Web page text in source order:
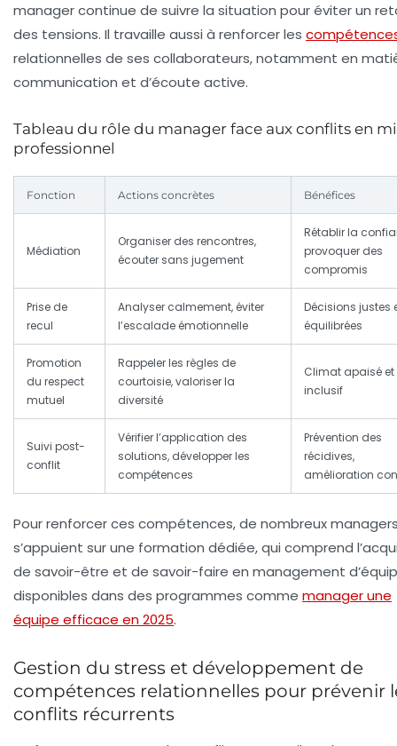
manager continue de suivre la situation pour éviter un
des tensions. Il travaille aussi à renforcer les
relationnelles de ses collaborateurs, notamment en
communication et d’écoute active.
Tableau du rôle du manager face aux conflits en
professionnel
Fonction Actions concrètes Bénéfices
Médiation
Organiser des rencontres,
écouter sans jugement
Rétablir la
provoquer des
compromis
Prise de
recul
Analyser calmement, éviter
l’escalade émotionnelle
Décisions justes
équilibrées
Promotion
du respect
mutuel
Rappeler les règles de
courtoisie, valoriser la
diversité
Climat apaisé et
inclusif
Suivi post-
conflit
Vérifier l’application des
solutions, développer les
compétences
Prévention des
récidives,
amélioration
Pour renforcer ces compétences, de nombreux
s’appuient sur une formation dédiée, qui comprend
de savoir-être et de savoir-faire en management
disponibles dans des programmes comme manager une
équipe efficace en 2025.
Gestion du stress et développement de
compétences relationnelles pour prévenir
conflits récurrents